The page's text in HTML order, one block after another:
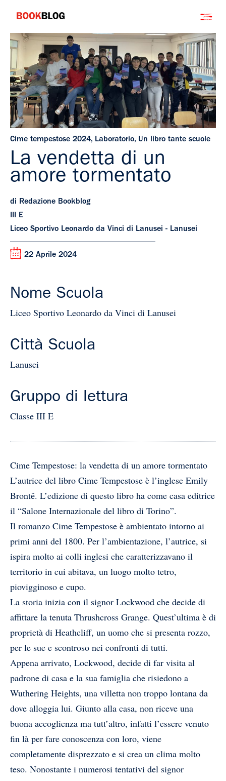
contenuto
Bookblog
Cime tempestose 2024, Laboratorio, Un libro tante scuole
La vendetta di un
amore tormentato
di Redazione Bookblog
III E
Liceo Sportivo Leonardo da Vinci di Lanusei - Lanusei
22 Aprile 2024
Nome Scuola
Liceo Sportivo Leonardo da Vinci di Lanusei
Città Scuola
Lanusei
Gruppo di lettura
Classe III E
Cime Tempestose: la vendetta di un amore tormentato
L’autrice del libro Cime Tempestose è l’inglese Emily
Brontё. L’edizione di questo libro ha come casa editrice
il “Salone Internazionale del libro di Torino”.
Il romanzo Cime Tempestose è ambientato intorno ai
primi anni del 1800. Per l’ambientazione, l’autrice, si
ispira molto ai colli inglesi che caratterizzavano il
territorio in cui abitava, un luogo molto tetro,
piovigginoso e cupo.
La storia inizia con il signor Lockwood che decide di
affittare la tenuta Thrushcross Grange. Quest’ultima è di
proprietà di Heathcliff, un uomo che si presenta rozzo,
per le sue e scontroso nei confronti di tutti.
Appena arrivato, Lockwood, decide di far visita al
padrone di casa e la sua famiglia che risiedono a
Wuthering Heights, una villetta non troppo lontana da
dove alloggia lui. Giunto alla casa, non riceve una
buona accoglienza ma tutt’altro, infatti l’essere venuto
fin là per fare conoscenza con loro, viene
completamente disprezzato e si crea un clima molto
teso. Nonostante i numerosi tentativi del signor